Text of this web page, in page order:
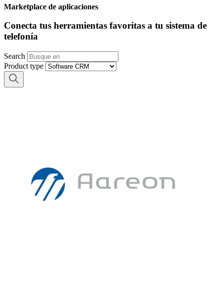
Marketplace de aplicaciones
Conecta tus herramientas favoritas a tu sistema de
telefonía
Search
Product type